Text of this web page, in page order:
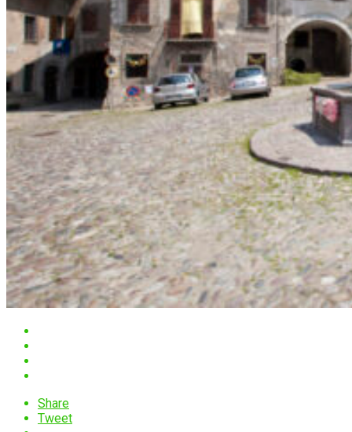
Share
Tweet